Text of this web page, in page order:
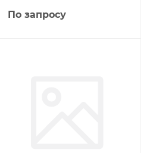
По запросу